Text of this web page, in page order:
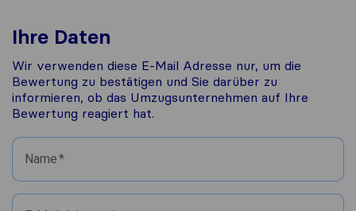
Ihre Daten
Wir verwenden diese E-Mail Adresse nur, um die
Bewertung zu bestätigen und Sie darüber zu
informieren, ob das Umzugsunternehmen auf Ihre
Bewertung reagiert hat.
Name